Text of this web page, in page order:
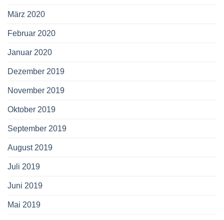
März 2020
Februar 2020
Januar 2020
Dezember 2019
November 2019
Oktober 2019
September 2019
August 2019
Juli 2019
Juni 2019
Mai 2019